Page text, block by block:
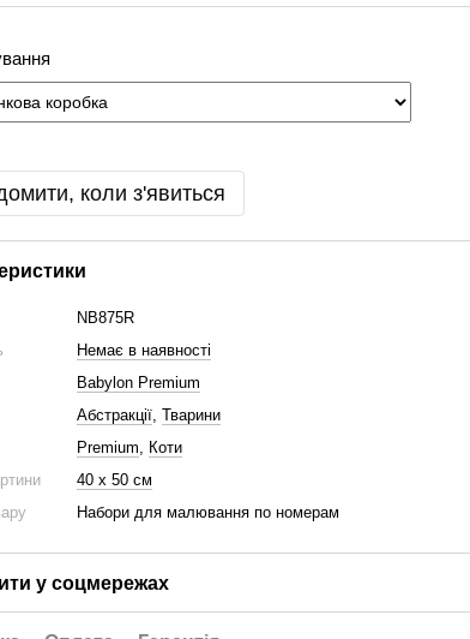
коли з'явиться
NB875R
Немає в наявності
Babylon Premium
Абстракції, Тварини
Premium, Коти
40 х 50 см
Набори для малювання по номерам
у соцмережах